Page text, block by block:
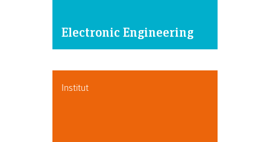
Electronic Engineering
Institut